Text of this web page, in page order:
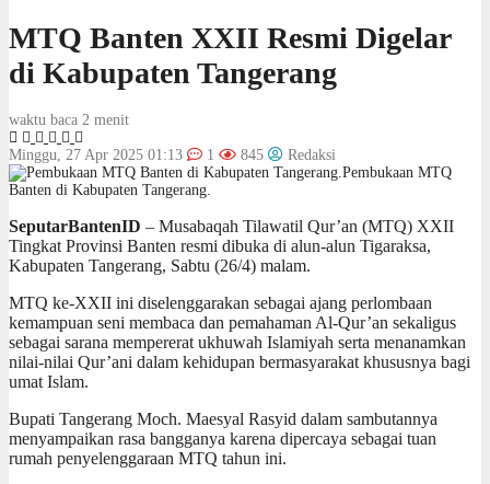
MTQ Banten XXII Resmi Digelar
di Kabupaten Tangerang
waktu baca 2 menit
Minggu, 27 Apr 2025 01:13 1 845
Redaksi
Pembukaan MTQ
Banten di Kabupaten Tangerang.
SeputarBantenID – Musabaqah Tilawatil Qur’an (MTQ) XXII
Tingkat Provinsi Banten resmi dibuka di alun-alun Tigaraksa,
Kabupaten Tangerang, Sabtu (26/4) malam.
MTQ ke-XXII ini diselenggarakan sebagai ajang perlombaan
kemampuan seni membaca dan pemahaman Al-Qur’an sekaligus
sebagai sarana mempererat ukhuwah Islamiyah serta menanamkan
nilai-nilai Qur’ani dalam kehidupan bermasyarakat khususnya bagi
umat Islam.
Bupati Tangerang Moch. Maesyal Rasyid dalam sambutannya
menyampaikan rasa bangganya karena dipercaya sebagai tuan
rumah penyelenggaraan MTQ tahun ini.